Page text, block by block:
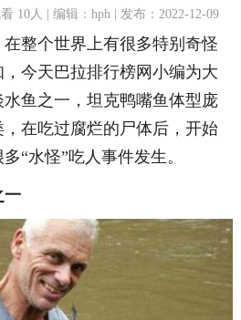
10人 | 编辑：hph | 发布：2022-12-09
整个世界上有很多特别奇怪
今天巴拉排行榜网小编为大
鱼之一，坦克鸭嘴鱼体型庞
在吃过腐烂的尸体后，开始
“水怪”吃人事件发生。
一